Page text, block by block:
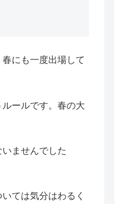
にも一度出場して
ールです。春の大
ませんでした
ては気分はわるく